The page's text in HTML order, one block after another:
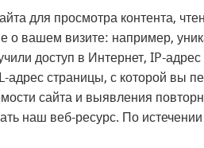
для просмотра контента,
о вашем визите: например,
доступ в Интернет, IP-
адрес страницы, с которой вы
сайта и выявления
наш веб-ресурс. По